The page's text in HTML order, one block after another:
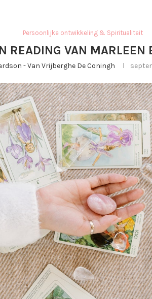
Persoonlijke ontwikkeling & Spiritualiteit
READING VAN MARLEEN
- Van Vrijberghe De Coningh